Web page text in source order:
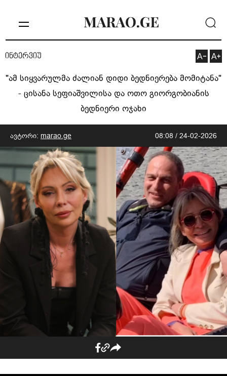
ინტერვიუ
"ამ სიყვარულმა ძალიან დიდი ბედნიერება მომიტანა"
- ცისანა სეფიაშვილისა და ოთო გიორგობიანის
ბედნიერი ოჯახი
ავტორი: marao.ge 08:08 / 24-02-2026